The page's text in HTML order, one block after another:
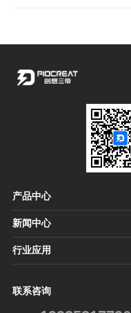
产品中心
新闻中心
行业应用
联系咨询